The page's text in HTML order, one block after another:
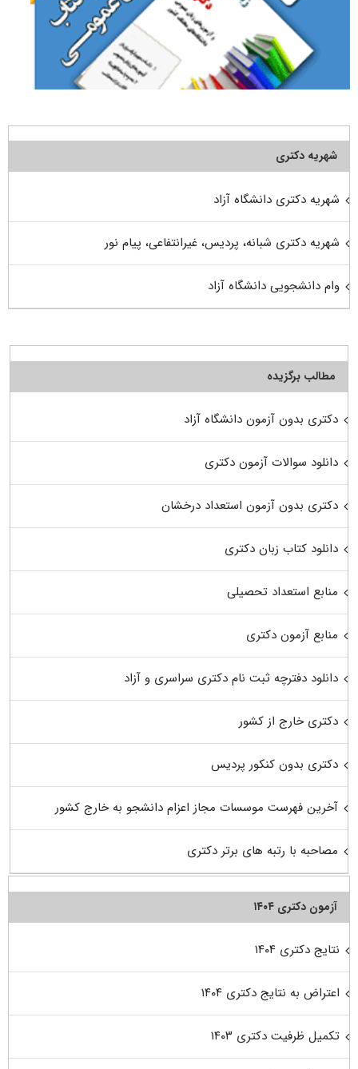
شهریه دکتری
شهریه دکتری دانشگاه آزاد
شهریه دکتری شبانه، پردیس، غیرانتفاعی، پیام نور
وام دانشجویی دانشگاه آزاد
مطالب برگزیده
دکتری بدون آزمون دانشگاه آزاد
دانلود سوالات آزمون دکتری
دکتری بدون آزمون استعداد درخشان
دانلود کتاب زبان دکتری
منابع استعداد تحصیلی
منابع آزمون دکتری
دانلود دفترچه ثبت نام دکتری سراسری و آزاد
دکتری خارج از کشور
دکتری بدون کنکور پردیس
آخرین فهرست موسسات مجاز اعزام دانشجو به خارج کشور
مصاحبه با رتبه های برتر دکتری
آزمون دکتری ۱۴۰۴
نتایج دکتری ۱۴۰۴
اعتراض به نتایج دکتری ۱۴۰۴
تکمیل ظرفیت دکتری ۱۴۰۳